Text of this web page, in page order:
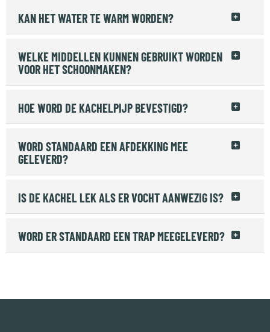
KAN HET WATER TE WARM WORDEN?
WELKE MIDDELLEN KUNNEN GEBRUIKT WORDEN
VOOR HET SCHOONMAKEN?
HOE WORD DE KACHELPIJP BEVESTIGD?
WORD STANDAARD EEN AFDEKKING MEE
GELEVERD?
IS DE KACHEL LEK ALS ER VOCHT AANWEZIG IS?
WORD ER STANDAARD EEN TRAP MEEGELEVERD?